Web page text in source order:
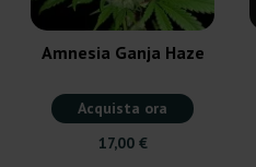
Amnesia Ganja Haze
Acquista ora
17,00 €